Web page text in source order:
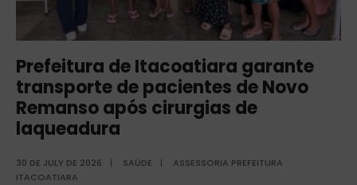
Prefeitura de Itacoatiara garante
transporte de pacientes de Novo
Remanso após cirurgias de
laqueadura
30 DE JULY DE 2026 | SAÚDE |
ASSESSORIA PREFEITURA
ITACOATIARA